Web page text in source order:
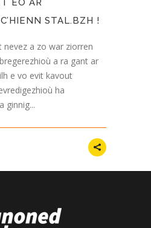
EO AR
STAL.BZH !
nevez a zo war ziorren
a ra gant ar
e vo evit kavout
ha
ginnig...